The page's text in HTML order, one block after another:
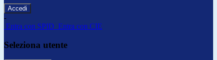
-
Entra con SPID Entra con CIE
Seleziona utente